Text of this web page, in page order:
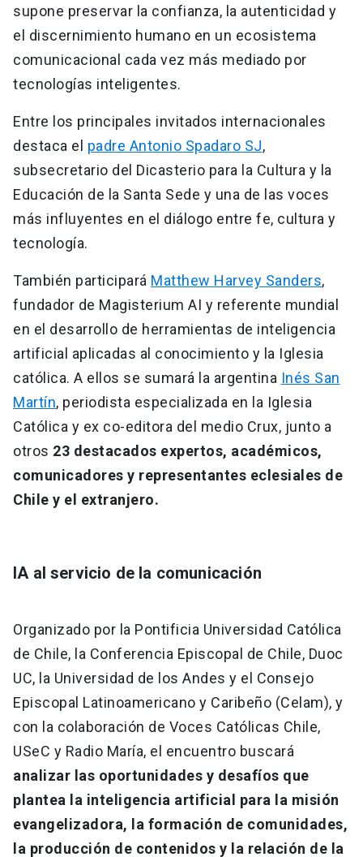
supone preservar la confianza, la autenticidad y
el discernimiento humano en un ecosistema
comunicacional cada vez más mediado por
tecnologías inteligentes.
Entre los principales invitados internacionales
destaca el padre Antonio Spadaro SJ,
subsecretario del Dicasterio para la Cultura y la
Educación de la Santa Sede y una de las voces
más influyentes en el diálogo entre fe, cultura y
tecnología.
También participará Matthew Harvey Sanders,
fundador de Magisterium AI y referente mundial
en el desarrollo de herramientas de inteligencia
artificial aplicadas al conocimiento y la Iglesia
católica. A ellos se sumará la argentina Inés San
Martín, periodista especializada en la Iglesia
Católica y ex co-editora del medio Crux, junto a
otros 23 destacados expertos, académicos,
comunicadores y representantes eclesiales de
Chile y el extranjero.
IA al servicio de la comunicación
Organizado por la Pontificia Universidad Católica
de Chile, la Conferencia Episcopal de Chile, Duoc
UC, la Universidad de los Andes y el Consejo
Episcopal Latinoamericano y Caribeño (Celam), y
con la colaboración de Voces Católicas Chile,
USeC y Radio María, el encuentro buscará
analizar las oportunidades y desafíos que
plantea la inteligencia artificial para la misión
evangelizadora, la formación de comunidades,
la producción de contenidos y la relación de la